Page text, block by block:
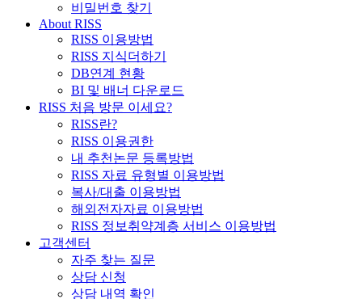
비밀번호 찾기
About RISS
RISS 이용방법
RISS 지식더하기
DB연계 현황
BI 및 배너 다운로드
RISS 처음 방문 이세요?
RISS란?
RISS 이용권한
내 추천논문 등록방법
RISS 자료 유형별 이용방법
복사/대출 이용방법
해외전자자료 이용방법
RISS 정보취약계층 서비스 이용방법
고객센터
자주 찾는 질문
상담 신청
상담 내역 확인